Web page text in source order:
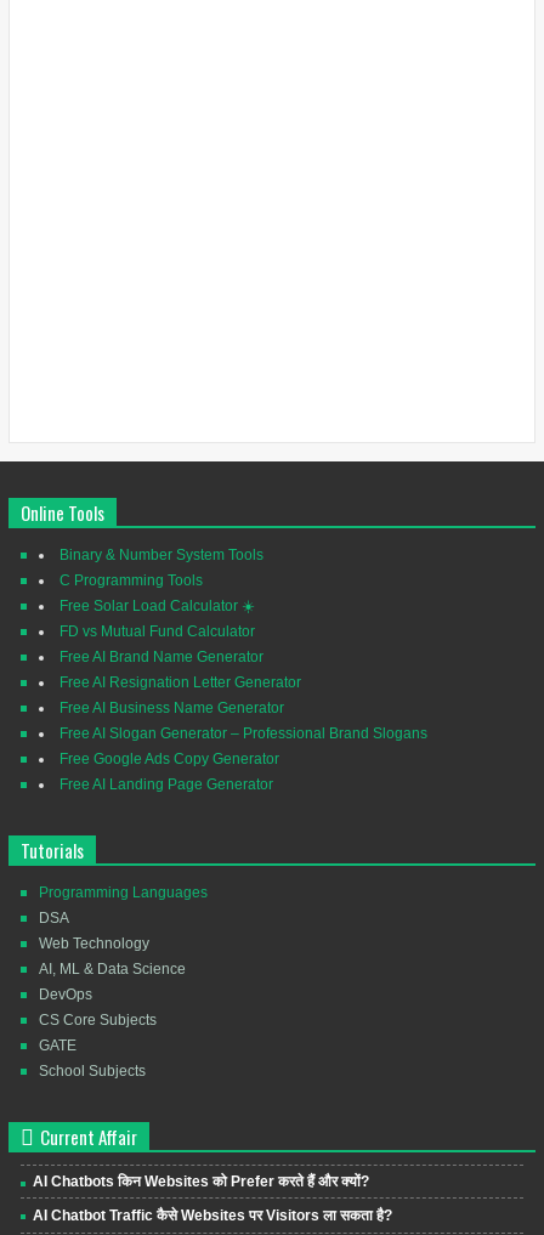
Online Tools
Binary & Number System Tools
C Programming Tools
Free Solar Load Calculator ☀️
FD vs Mutual Fund Calculator
Free AI Brand Name Generator
Free AI Resignation Letter Generator
Free AI Business Name Generator
Free AI Slogan Generator – Professional Brand Slogans
Free Google Ads Copy Generator
Free AI Landing Page Generator
Tutorials
Programming Languages
DSA
Web Technology
AI, ML & Data Science
DevOps
CS Core Subjects
GATE
School Subjects
Current Affair
AI Chatbots किन Websites को Prefer करते हैं और क्यों?
AI Chatbot Traffic कैसे Websites पर Visitors ला सकता है?